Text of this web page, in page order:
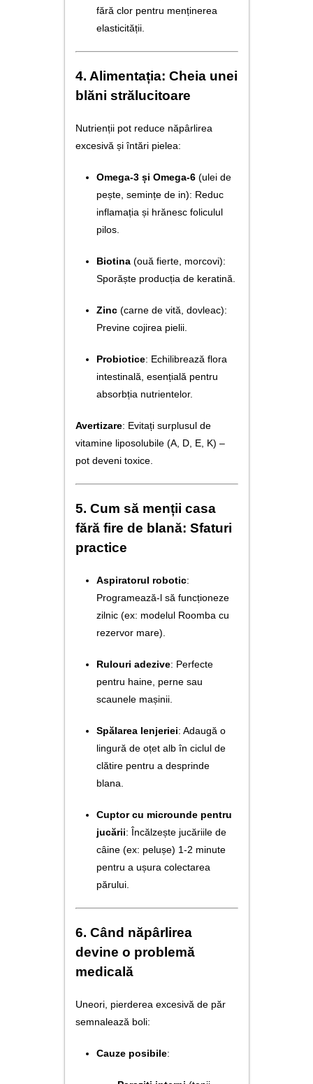
fără clor pentru menținerea
elasticității.
4. Alimentația: Cheia unei
blăni strălucitoare
Nutrienții pot reduce năpârlirea
excesivă și întări pielea:
Omega-3 și Omega-6(ulei de
pește, semințe de in): Reduc
inflamația și hrănesc foliculul
pilos.
Biotina(ouă fierte, morcovi):
Sporăște producția de keratină.
Zinc(carne de vită, dovleac):
Previne cojirea pielii.
Probiotice: Echilibrează flora
intestinală, esențială pentru
absorbția nutrientelor.
Avertizare: Evitați surplusul de
vitamine liposolubile (A, D, E, K) –
pot deveni toxice.
5. Cum să menții casa
fără fire de blană: Sfaturi
practice
Aspiratorul robotic:
Programează-l să funcționeze
zilnic (ex: modelul Roomba cu
rezervor mare).
Rulouri adezive: Perfecte
pentru haine, perne sau
scaunele mașinii.
Spălarea lenjeriei: Adaugă o
lingură de oțet alb în ciclul de
clătire pentru a desprinde
blana.
Cuptor cu microunde pentru
jucării: Încălzește jucăriile de
câine (ex: pelușe) 1-2 minute
pentru a ușura colectarea
părului.
6. Când năpârlirea
devine o problemă
medicală
Uneori, pierderea excesivă de păr
semnalează boli:
Cauze posibile: